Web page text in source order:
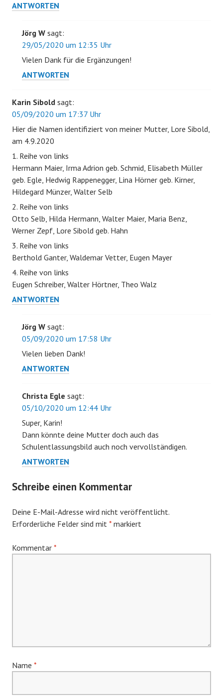
ANTWORTEN
Jörg W sagt:
29/05/2020 um 12:35 Uhr
Vielen Dank für die Ergänzungen!
ANTWORTEN
Karin Sibold sagt:
05/09/2020 um 17:37 Uhr
Hier die Namen identifiziert von meiner Mutter, Lore Sibold,
am 4.9.2020
1. Reihe von links
Hermann Maier, Irma Adrion geb. Schmid, Elisabeth Müller
geb. Egle, Hedwig Rappenegger, Lina Hörner geb. Kirner,
Hildegard Münzer, Walter Selb
2. Reihe von links
Otto Selb, Hilda Hermann, Walter Maier, Maria Benz,
Werner Zepf, Lore Sibold geb. Hahn
3. Reihe von links
Berthold Ganter, Waldemar Vetter, Eugen Mayer
4. Reihe von links
Eugen Schreiber, Walter Hörtner, Theo Walz
ANTWORTEN
Jörg W sagt:
05/09/2020 um 17:58 Uhr
Vielen lieben Dank!
ANTWORTEN
Christa Egle sagt:
05/10/2020 um 12:44 Uhr
Super, Karin!
Dann könnte deine Mutter doch auch das
Schulentlassungsbild auch noch vervollständigen.
ANTWORTEN
Schreibe einen Kommentar
Deine E-Mail-Adresse wird nicht veröffentlicht.
Erforderliche Felder sind mit * markiert
Kommentar *
Name *